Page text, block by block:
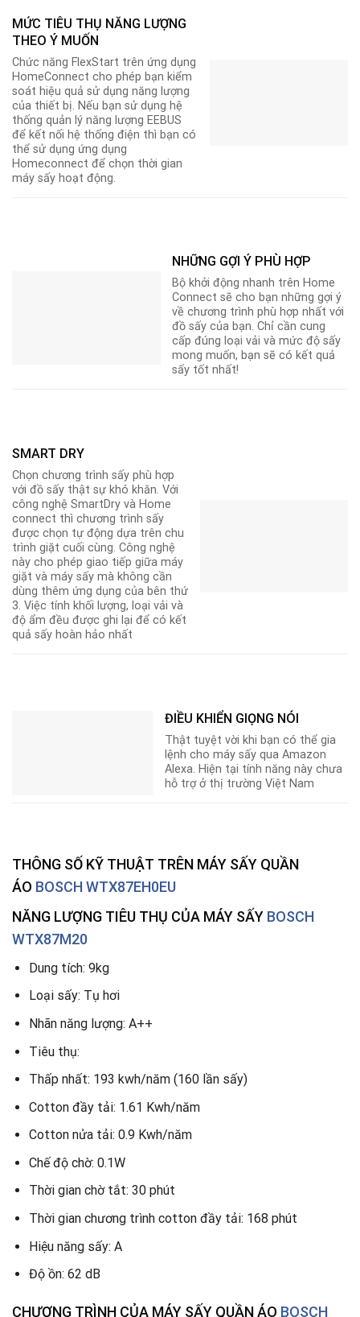
MỨC TIÊU THỤ NĂNG LƯỢNG
THEO Ý MUỐN
Chức năng FlexStart trên ứng dụng
HomeConnect cho phép bạn kiểm
soát hiệu quả sử dụng năng lượng
của thiết bị. Nếu bạn sử dụng hệ
thống quản lý năng lượng EEBUS
để kết nối hệ thống điện thì bạn có
thể sử dụng ứng dụng
Homeconnect để chọn thời gian
máy sấy hoạt động.
NHỮNG GỢI Ý PHÙ HỢP
Bộ khởi động nhanh trên Home
Connect sẽ cho bạn những gợi ý
về chương trình phù hợp nhất với
đồ sấy của bạn. Chỉ cần cung
cấp đúng loại vải và mức độ sấy
mong muốn, bạn sẽ có kết quả
sấy tốt nhất!
SMART DRY
Chọn chương trình sấy phù hợp
với đồ sấy thật sự khó khăn. Với
công nghệ SmartDry và Home
connect thì chương trình sấy
được chọn tự động dựa trên chu
trình giặt cuối cùng. Công nghệ
này cho phép giao tiếp giữa máy
giặt và máy sấy mà không cần
dùng thêm ứng dụng của bên thứ
3. Việc tính khối lượng, loại vải và
độ ẩm đều được ghi lại để có kết
quả sấy hoàn hảo nhất
ĐIỀU KHIỂN GIỌNG NÓI
Thật tuyệt vời khi bạn có thể gia
lệnh cho máy sấy qua Amazon
Alexa. Hiện tại tính năng này chưa
hỗ trợ ở thị trường Việt Nam
THÔNG SỐ KỸ THUẬT TRÊN MÁY SẤY QUẦN
ÁO BOSCH WTX87EH0EU
NĂNG LƯỢNG TIÊU THỤ CỦA MÁY SẤY BOSCH
WTX87M20
Dung tích: 9kg
Loại sấy: Tụ hơi
Nhãn năng lượng: A++
Tiêu thụ:
Thấp nhất: 193 kwh/năm (160 lần sấy)
Cotton đầy tải: 1.61 Kwh/năm
Cotton nửa tải: 0.9 Kwh/năm
Chế độ chờ: 0.1W
Thời gian chờ tắt: 30 phút
Thời gian chương trình cotton đầy tải: 168 phút
Hiệu năng sấy: A
Độ ồn: 62 dB
CHƯƠNG TRÌNH CỦA MÁY SẤY QUẦN ÁO BOSCH